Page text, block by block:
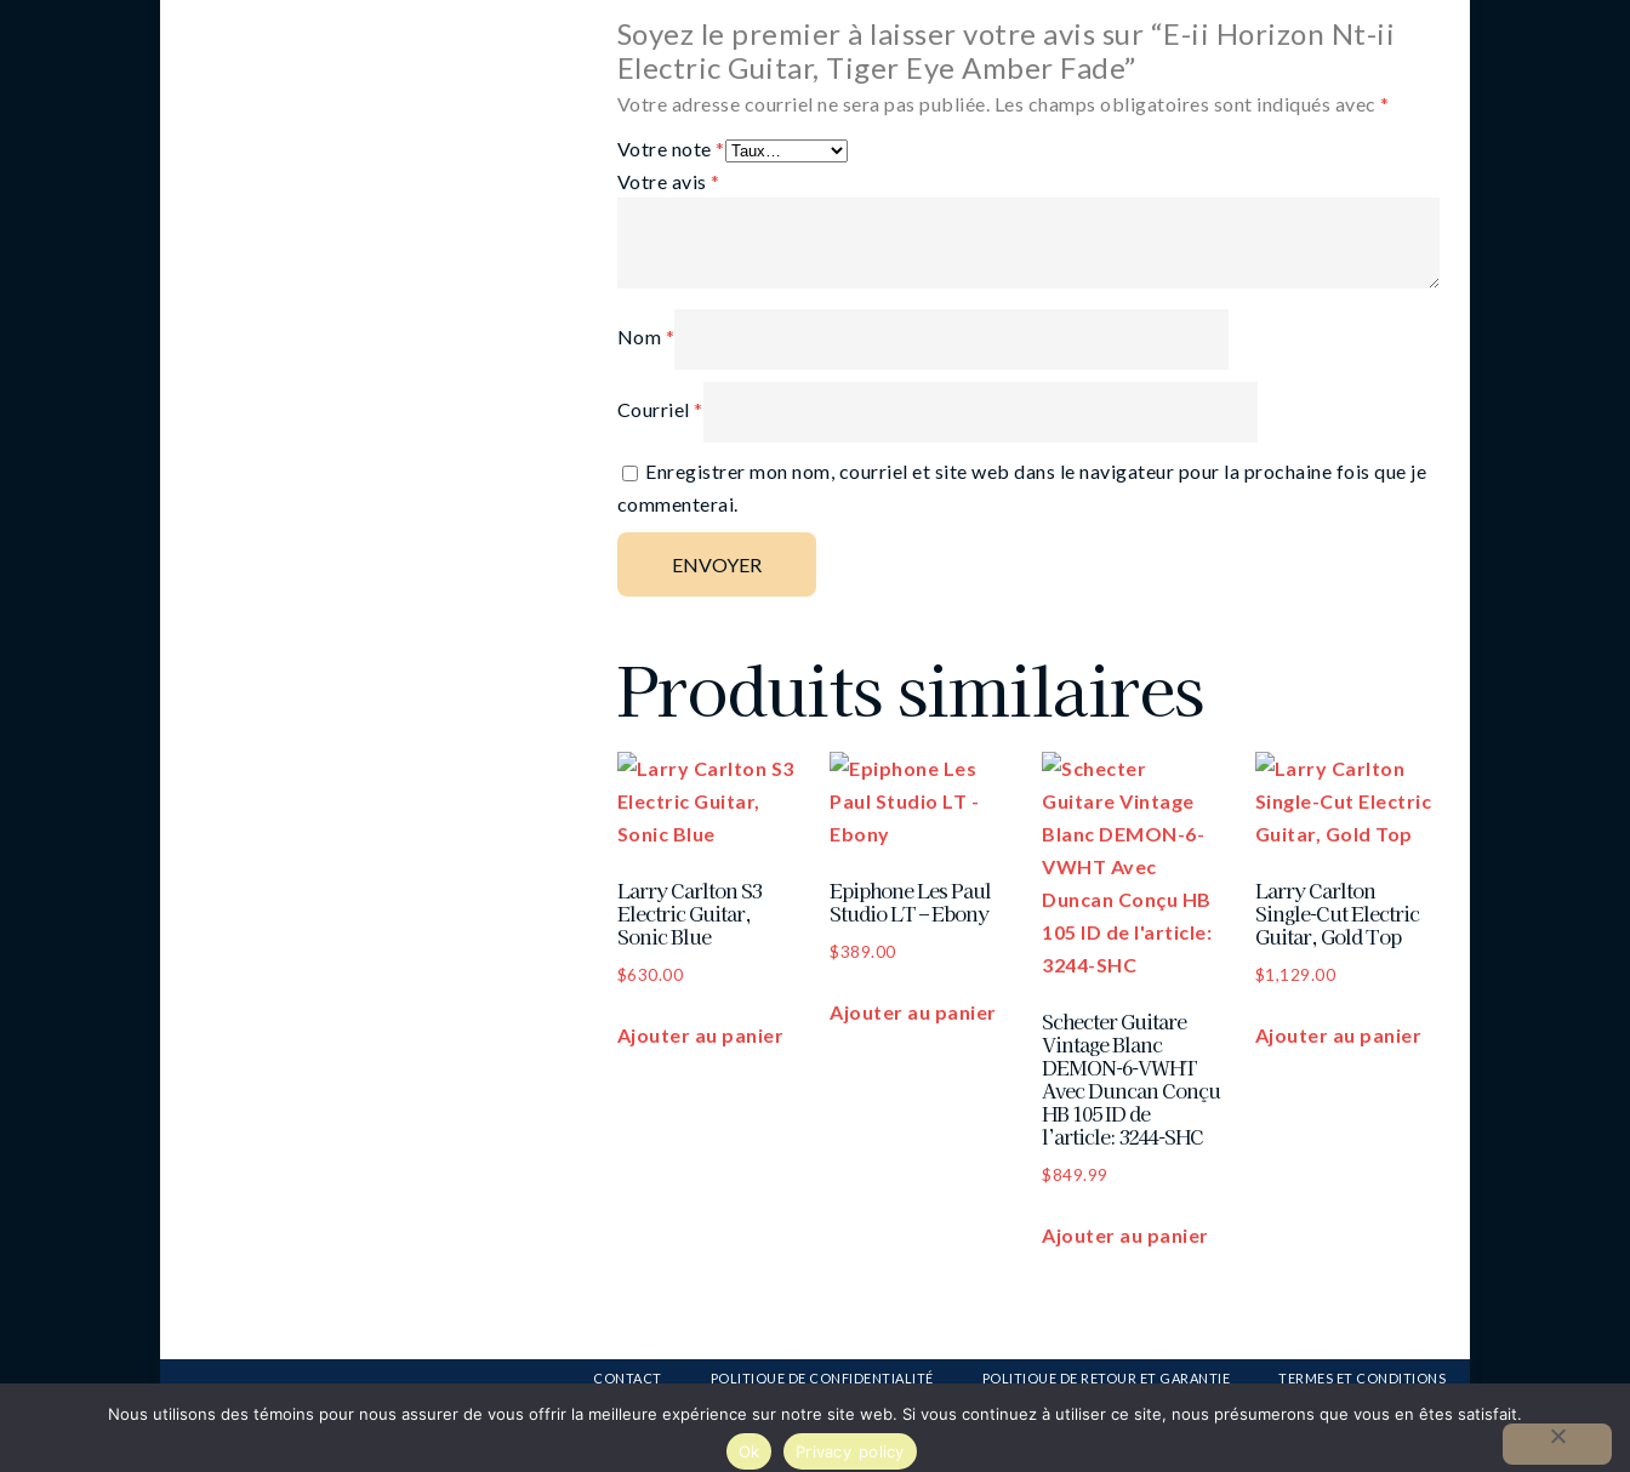
Soyez le premier à laisser votre avis sur “E-ii Horizon Nt-ii
Electric Guitar, Tiger Eye Amber Fade”
Votre adresse courriel ne sera pas publiée. Les champs obligatoires sont indiqués avec*
Votre note*
Votre avis*
Nom *
Courriel*
Enregistrer mon nom, courriel et site web dans le navigateur pour la prochaine fois que je
commenterai.
Produits similaires
Larry Carlton S3
Electric Guitar,
Sonic Blue
$630.00
Ajouter au panier
Epiphone Les Paul
Studio LT – Ebony
$389.00
Ajouter au panier Schecter Guitare
Vintage Blanc
DEMON-6-VWHT
Avec Duncan Conçu
HB 105 ID de
l’article: 3244-SHC
$849.99
Ajouter au panier
Larry Carlton
Single-Cut Electric
Guitar, Gold Top
$1,129.00
Ajouter au panier
CONTACT POLITIQUE DE CONFIDENTIALITÉ POLITIQUE DE RETOUR ET GARANTIE TERMES ET CONDITIONS
© 2025 - tous droits réservés -
Nous utilisons des témoins pour nous assurer de vous offrir la meilleure expérience sur notre site web. Si vous continuez à utiliser ce site, nous présumerons que vous en êtes satisfait.
Ok
Privacy policy